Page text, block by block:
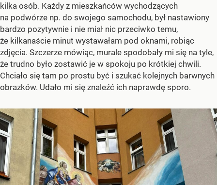
kilka osób. Każdy z mieszkańców wychodzących
na podwórze np. do swojego samochodu, był nastawiony
bardzo pozytywnie i nie miał nic przeciwko temu,
że kilkanaście minut wystawałam pod oknami, robiąc
zdjęcia. Szczerze mówiąc, murale spodobały mi się na tyle,
że trudno było zostawić je w spokoju po krótkiej chwili.
Chciało się tam po prostu być i szukać kolejnych barwnych
obrazków. Udało mi się znaleźć ich naprawdę sporo.